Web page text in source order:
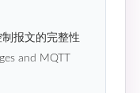
报文的完整性
and MQTT